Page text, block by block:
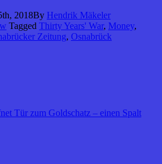
2018By Hendrik Mäkeler
Tagged Thirty Years' War, Money,
Zeitung, Osnabrück
Tür zum Goldschatz – einen Spalt